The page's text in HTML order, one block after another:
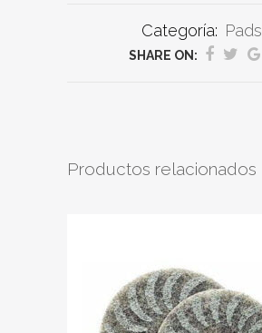
Categoría: Pads
SHARE ON:
Productos relacionados